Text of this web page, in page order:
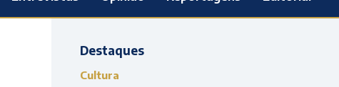
Destaques
Cultura